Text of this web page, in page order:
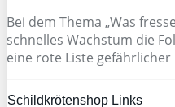
Bei dem Thema „Was
schnelles Wachstum die
eine rote Liste
Schildkrötenshop Links